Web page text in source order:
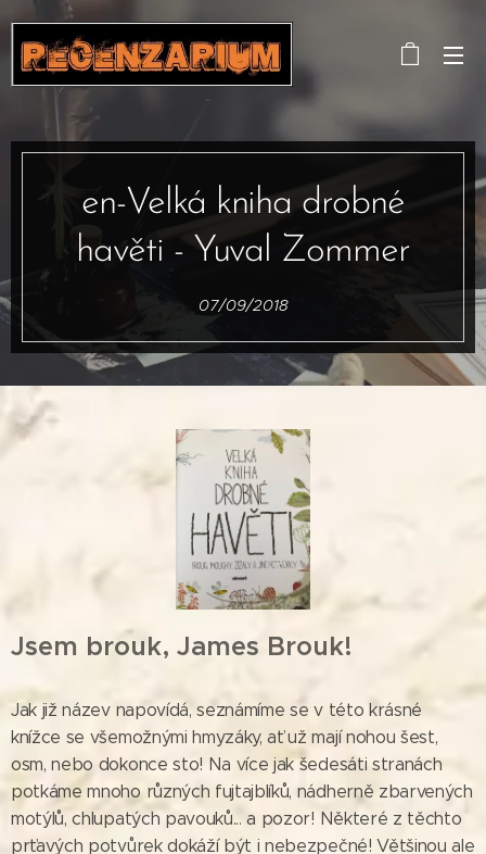
en-Velká kniha drobné
havěti - Yuval Zommer
07/09/2018
Jsem brouk, James Brouk!
Jak již název napovídá, seznámíme se v této krásné
knížce se všemožnými hmyzáky, ať už mají nohou šest,
osm, nebo dokonce sto! Na více jak šedesáti stranách
potkáme mnoho různých fujtajblíků, nádherně zbarvených
motýlů, chlupatých pavouků... a pozor! Některé z těchto
prťavých potvůrek dokáží být i nebezpečné! Většinou ale